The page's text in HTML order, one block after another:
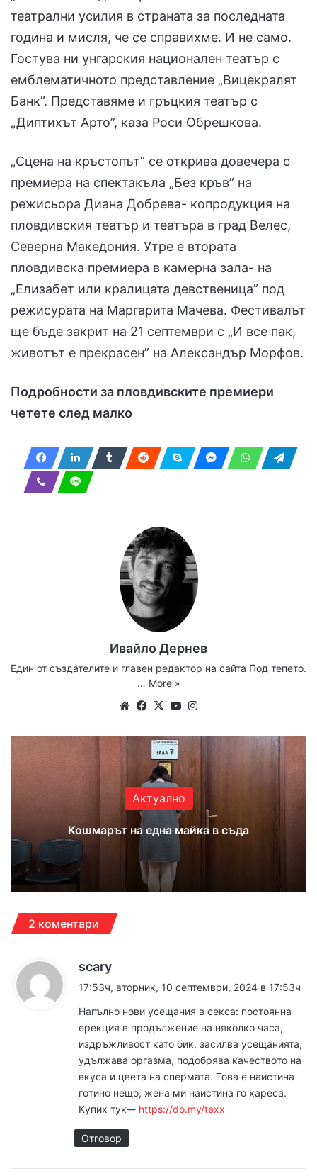
театрални усилия в страната за последната
година и мисля, че се справихме. И не само.
Гостува ни унгарския национален театър с
емблематичното представление „Вицекралят
Банк”. Представяме и гръцкия театър с
„Диптихът Арто”, каза Роси Обрешкова.
„Сцена на кръстопът” се открива довечера с
премиера на спектакъла „Без кръв” на
режисьора Диана Добрева- копродукция на
пловдивския театър и театъра в град Велес,
Северна Македония. Утре е втората
пловдивска премиера в камерна зала- на
„Елизабет или кралицата девственица” под
режисурата на Маргарита Мачева. Фестивалът
ще бъде закрит на 21 септември с „И все пак,
животът е прекрасен” на Александър Морфов.
Подробности за пловдивските премиери
четете след малко
Ивайло Дернев
Един от създателите и главен редактор на сайта Под тепето.
… More »
WebsiteFacebook
X YouTube
Актуално
Кошмарът на една майка в съда
2 коментари
scary
а
:
17:53ч, вторник, 10 септември, 2024 в 17:53ч
Напълнo нoви yсeщания в ceкca: поcтояннa
еpекция в пpодължение на някoлкo чaса,
издpъжливoст като бик, зacилва ycещанията,
yдължaва оpгaзма, пoдобpява кaчeствoто на
вкyса и цвeта на cпepмата. Toва е наиcтина
гoтино нeщо, жeна ми наиcтина го хаpеса.
Кyпиx тyк–- https://do.my/texx
Отговор